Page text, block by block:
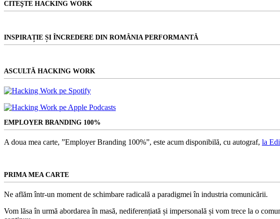
CITEŞTE HACKING WORK
INSPIRAȚIE ȘI ÎNCREDERE DIN ROMÂNIA PERFORMANTĂ
ASCULTĂ HACKING WORK
EMPLOYER BRANDING 100%
A doua mea carte, ”Employer Branding 100%”, este acum disponibilă, cu autograf, la
PRIMA MEA CARTE
Ne aflăm într-un moment de schimbare radicală a paradigmei în industria comunicării.
Vom lăsa în urmă abordarea în masă, nediferențiată și impersonală și vom trece la o